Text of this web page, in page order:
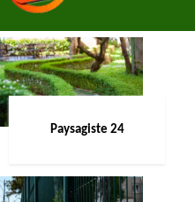
Paysagiste 24